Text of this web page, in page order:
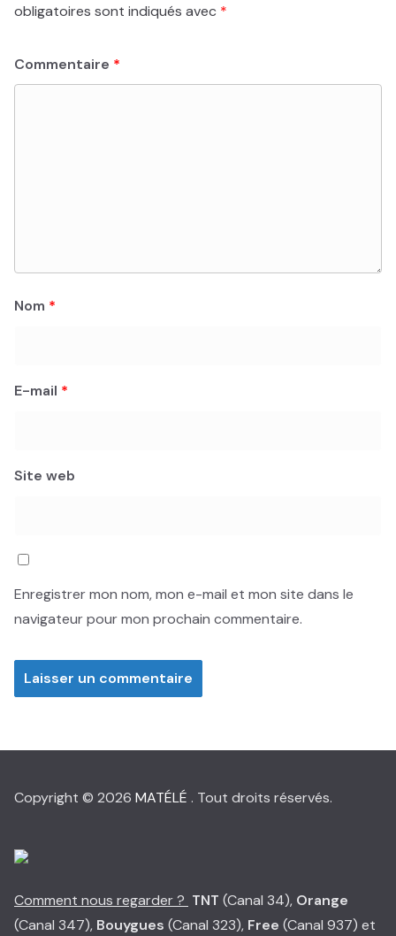
obligatoires sont indiqués avec *
Commentaire *
Nom *
E-mail *
Site web
Enregistrer mon nom, mon e-mail et mon site dans le
navigateur pour mon prochain commentaire.
Copyright © 2026 MATÉLÉ . Tout droits réservés.
Comment nous regarder ? TNT (Canal 34), Orange
(Canal 347), Bouygues (Canal 323), Free (Canal 937) et